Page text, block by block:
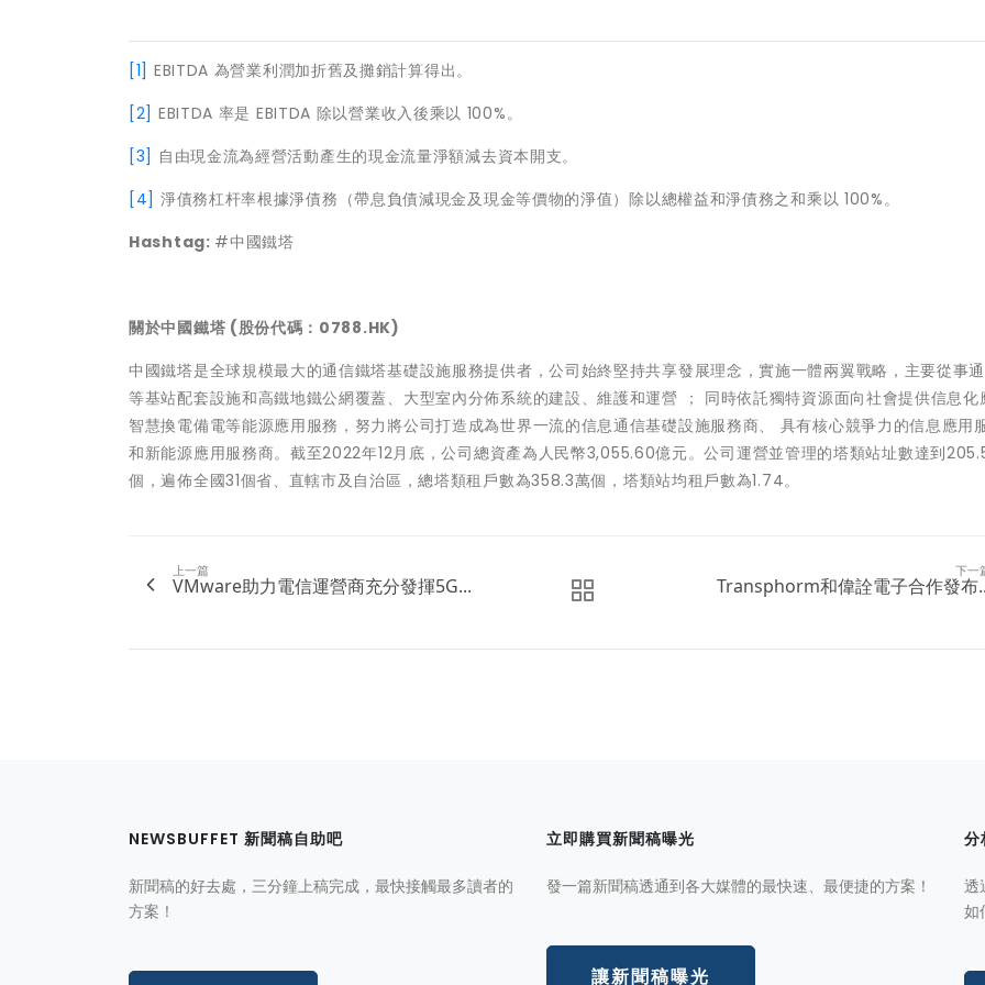
[1] EBITDA 為營業利潤加折舊及攤銷計算得出。
[2] EBITDA 率是 EBITDA 除以營業收入後乘以 100%。
[3] 自由現金流為經營活動產生的現金流量淨額減去資本開支。
[4] 淨債務杠杆率根據淨債務（帶息負債減現金及現金等價物的淨值）除以總權益和淨債務之和乘以 100%。
Hashtag: #中國鐵塔
關於中國鐵塔 (股份代碼：0788.HK)
中國鐵塔是全球規模最大的通信鐵塔基礎設施服務提供者，公司始終堅持共享發展理念，實施一體兩翼戰略，主要從事
等基站配套設施和高鐵地鐵公網覆蓋、大型室內分佈系統的建設、維護和運營 ； 同時依託獨特資源面向社會提供信息化
智慧換電備電等能源應用服務，努力將公司打造成為世界一流的信息通信基礎設施服務商、 具有核心競爭力的信息應用
和新能源應用服務商。截至2022年12月底，公司總資產為人民幣3,055.60億元。公司運營並管理的塔類站址數達到
個，遍佈全國31個省、直轄市及自治區，總塔類租戶數為358.3萬個，塔類站均租戶數為1.74。
上一篇
VMware助力電信運營商充分發揮5G...
下一
Transphorm和偉詮電子合作發布
NEWSBUFFET 新聞稿自助吧
新聞稿的好去處，三分鐘上稿完成，最快接觸最多讀者的
方案！
立即購買新聞稿曝光
發一篇新聞稿透通到各大媒體的最快速、最便捷的方案！
讓新聞稿曝光
分
透
如